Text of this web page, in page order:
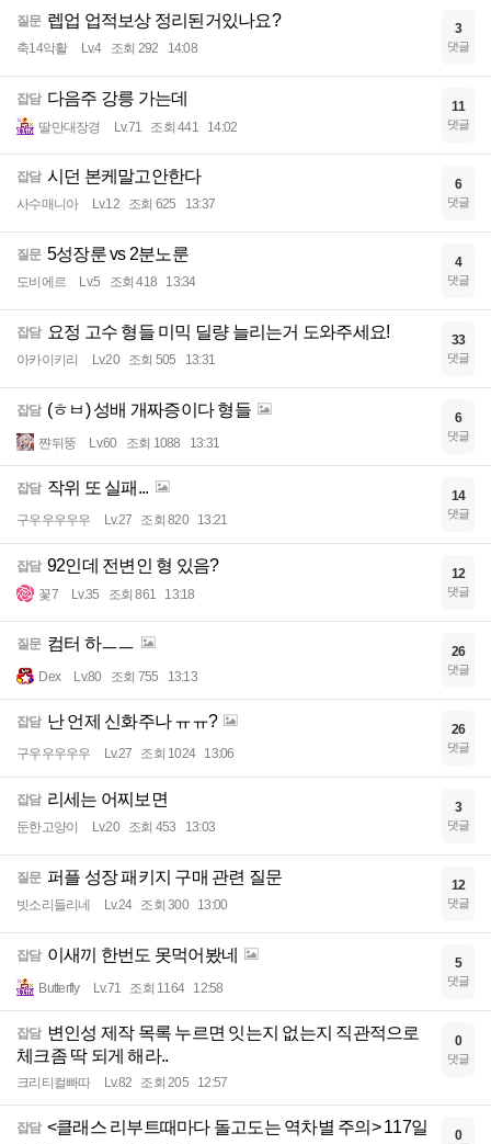
질문 렙업 업적보상 정리된거있나요?
축14악활 Lv.4 조회 292 14:08
3
댓글
잡담 다음주 강릉 가는데
딸만대장경 Lv.71 조회 441 14:02
11
댓글
잡담 시던 본케말고안한다
사수매니아 Lv.12 조회 625 13:37
6
댓글
질문 5성장룬 vs 2분노룬
도비에르 Lv.5 조회 418 13:34
4
댓글
잡담 요정 고수 형들 미믹 딜량 늘리는거 도와주세요!
아카이키리 Lv.20 조회 505 13:31
33
댓글
잡담 (ㅎㅂ) 성배 개짜증이다 형들
쨘뒤뚱 Lv.60 조회 1088 13:31
6
댓글
잡담 작위 또 실패...
구우우우우우 Lv.27 조회 820 13:21
14
댓글
잡담 92인데 전변인 형 있음?
꽃7 Lv.35 조회 861 13:18
12
댓글
질문 컴터 하ㅡㅡ
Dex Lv.80 조회 755 13:13
26
댓글
잡담 난 언제 신화주나 ㅠㅠ?
구우우우우우 Lv.27 조회 1024 13:06
26
댓글
잡담 리세는 어찌보면
둔한고양이 Lv.20 조회 453 13:03
3
댓글
질문 퍼플 성장 패키지 구매 관련 질문
빗소리들리네 Lv.24 조회 300 13:00
12
댓글
잡담 이새끼 한번도 못먹어봤네
Butterfly Lv.71 조회 1164 12:58
5
댓글
잡담 변인성 제작 목록 누르면 잇는지 없는지 직관적으로
체크좀 딱 되게 해라..
크리티컬빠따 Lv.82 조회 205 12:57
0
댓글
잡담 <클래스 리부트때마다 돌고도는 역차별 주의> 117일 0